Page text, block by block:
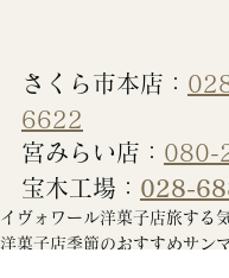
さくら市本店：
6622
宮みらい店： 080-
宝木工場： 028-
イヴォワール洋菓子店旅する
洋菓子店季節のおすすめサン